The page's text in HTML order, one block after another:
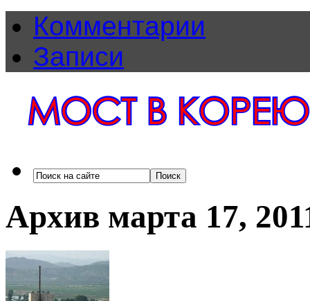
Комментарии
Записи
Архив марта 17,